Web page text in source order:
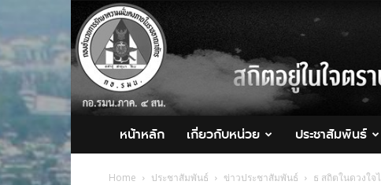
กอ.รมน.ภาค
4
สน.
หน้าหลัก เกี่ยวกับหน่วย ประชาสัมพันธ์
Home ประชาสัมพันธ์ ข่าวประชาสัมพันธ์ ธ สถิตในดวงใ